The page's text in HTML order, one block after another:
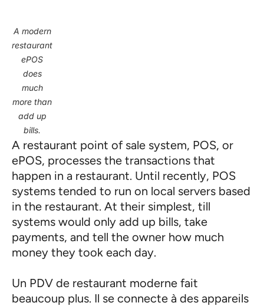
A modern
restaurant
ePOS
does
much
more than
add up
bills.
A restaurant point of sale system, POS, or
ePOS, processes the transactions that
happen in a restaurant. Until recently, POS
systems tended to run on local servers based
in the restaurant. At their simplest, till
systems would only add up bills, take
payments, and tell the owner how much
money they took each day.
Un PDV de restaurant moderne fait
beaucoup plus. Il se connecte à des appareils